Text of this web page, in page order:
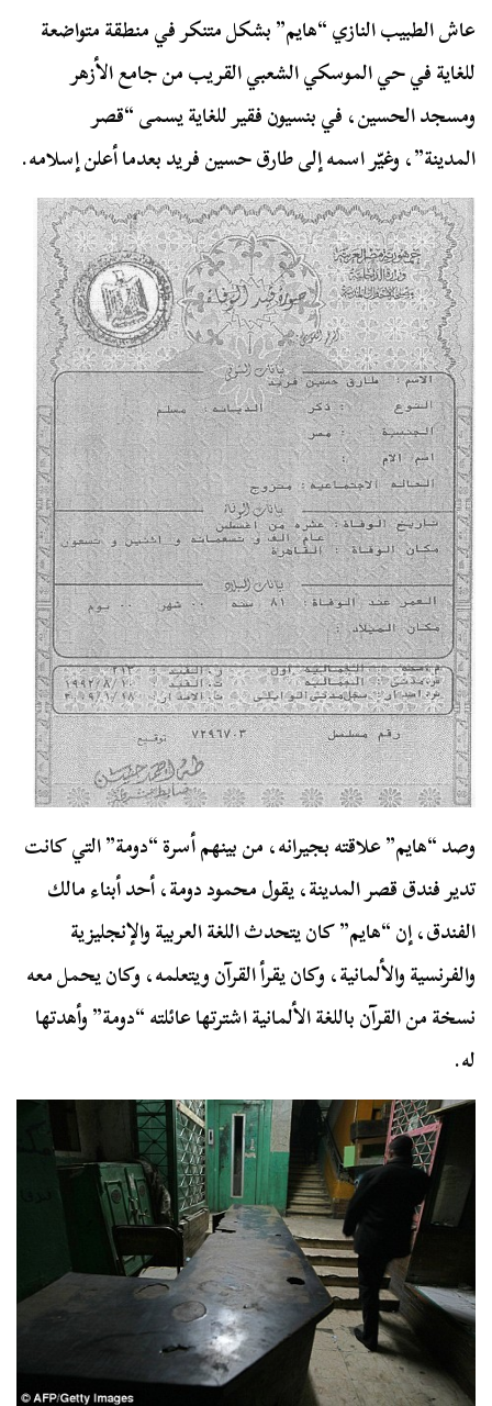
عاش الطبيب النازي “هايم” بشكل متنكر في منطقة متواضعة
للغاية في حي الموسكي الشعبي القريب من جامع الأزهر
ومسجد الحسين، في بنسيون فقير للغاية يسمى “قصر
المدينة”، وغيّر اسمه إلى طارق حسين فريد بعدما أعلن إسلامه.
وصد “هايم” علاقته بجيرانه، من بينهم أسرة “دومة” التي كانت
تدير فندق قصر المدينة، يقول محمود دومة، أحد أبناء مالك
الفندق، إن “هايم” كان يتحدث اللغة العربية والإنجليزية
والفرنسية والألمانية، وكان يقرأ القرآن ويتعلمه، وكان يحمل معه
نسخة من القرآن باللغة الألمانية اشترتها عائلته “دومة” وأهدتها
له.